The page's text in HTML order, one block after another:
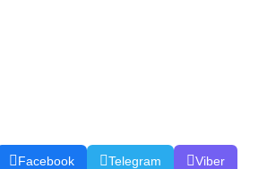
Facebook Telegram Viber